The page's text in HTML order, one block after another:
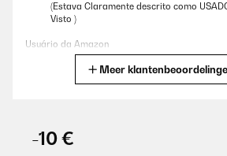
(Estava Claramente descrito como
Visto )
Usuário da Amazon
Meer
-10 €